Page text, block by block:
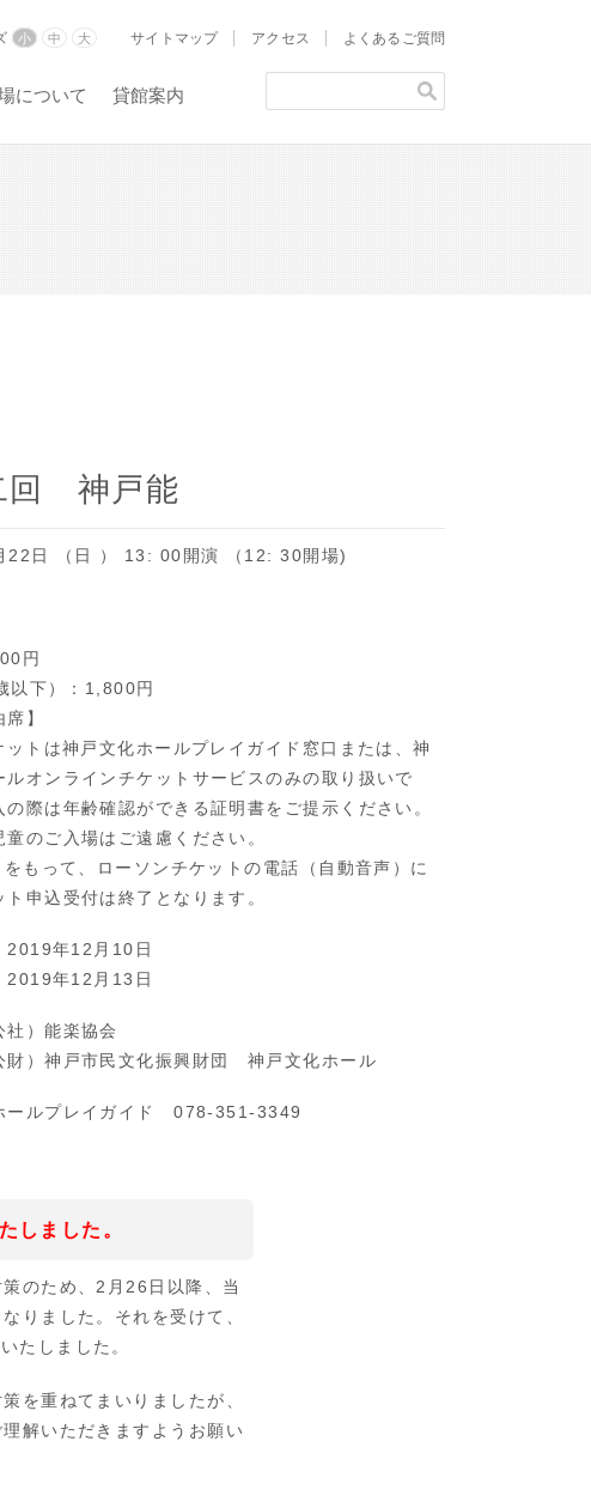
サイトマップ アクセス よくあるご質問
小 中 大
について 貸館案内
回 神戸能
22日 （日 ） 13: 00開演 （12: 30開場)
円
以下）：1,800円
】
トは神戸文化ホールプレイガイド窓口または、神
ルオンラインチケットサービスのみの取り扱いで
の際は年齢確認ができる証明書をご提示ください。
のご入場はご遠慮ください。
もって、ローソンチケットの電話（自動音声）に
ト申込受付は終了となります。
2019年12月10日
2019年12月13日
社）能楽協会
財）神戸市民文化振興財団 神戸文化ホール
ールプレイガイド 078-351-3349
しました。
のため、 2 月 26 日以降、当
りました。それを受けて、
たしました。
を重ねてまいりましたが、
解いただきますようお願い